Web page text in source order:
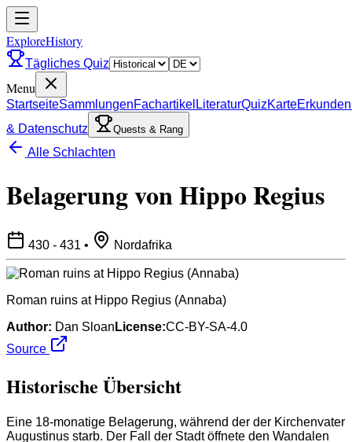
ExploreHistory
Tägliches Quiz
Menu
StartseiteSammlungenFachartikel LiteraturQuizKarteErkunden
& Datenschutz
Quests & Rang
Alle Schlachten
Belagerung von Hippo Regius
430 - 431 • Nordafrika
Roman ruins at Hippo Regius (Annaba)
Author: Dan Sloan License:CC-BY-SA-4.0
Source
Historische Übersicht
Eine 18-monatige Belagerung, während der der Kirchenvater
Augustinus starb. Der Fall der Stadt öffnete den Wandalen